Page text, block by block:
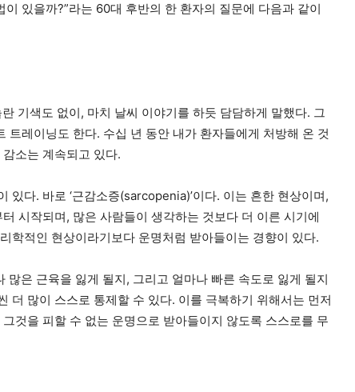
있을까?”라는 60대 후반의 한 환자의 질문에 다음과 같이
기색도 없이, 마치 날씨 이야기를 하듯 담담하게 말했다. 그
트레이닝도 한다. 수십 년 동안 내가 환자들에게 처방해 온 것
소는 계속되고 있다.
있다. 바로 ‘근감소증(sarcopenia)’이다. 이는 흔한 현상이며,
시작되며, 많은 사람들이 생각하는 것보다 더 이른 시기에
학적인 현상이라기보다 운명처럼 받아들이는 경향이 있다.
많은 근육을 잃게 될지, 그리고 얼마나 빠른 속도로 잃게 될지
더 많이 스스로 통제할 수 있다. 이를 극복하기 위해서는 먼저
것을 피할 수 없는 운명으로 받아들이지 않도록 스스로를 무